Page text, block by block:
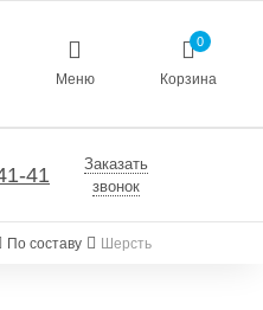
Меню
0
Корзина
41
Заказать
звонок
По составу Шерсть